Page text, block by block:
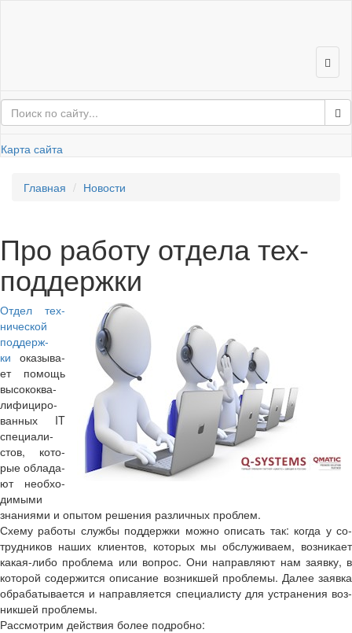
Карта сайта
Глав­ная Но­во­сти
Про ра­бо­ту от­де­ла тех­
под­держ­ки
Отдел тех­
ни­че­ской
под­держ­
ки ока­зы­ва­
ет по­мощь
вы­со­ко­ква­
ли­фи­ци­ро­
ван­ных IT
спе­ци­а­ли­
стов, ко­то­
рые об­ла­да­
ют необ­хо­
ди­мы­ми
зна­ни­я­ми и опы­том ре­ше­ния раз­лич­ных про­блем.
Схему ра­бо­ты служ­бы под­держ­ки можно опи­сать так: когда у со­
труд­ни­ков наших кли­ен­тов, ко­то­рых мы об­слу­жи­ва­ем, воз­ни­ка­ет
какая-​либо про­бле­ма или во­прос. Они на­прав­ля­ют нам за­яв­ку, в
ко­то­рой со­дер­жит­ся опи­са­ние воз­ник­шей про­бле­мы. Далее за­яв­ка
об­ра­ба­ты­ва­ет­ся и на­прав­ля­ет­ся спе­ци­а­ли­сту для устра­не­ния воз­
ник­шей про­бле­мы.
Рас­смот­рим дей­ствия более по­дроб­но: